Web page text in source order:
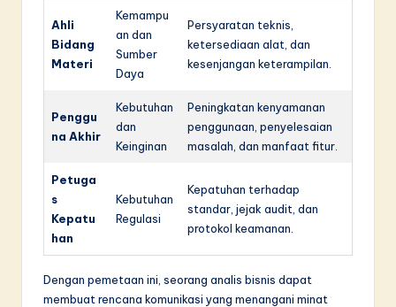
Ahli
Bidang
Materi
Kemampu
an dan
Sumber
Daya
Persyaratan teknis,
ketersediaan alat, dan
kesenjangan keterampilan.
Penggu
na Akhir
Kebutuhan
dan
Keinginan
Peningkatan kenyamanan
penggunaan, penyelesaian
masalah, dan manfaat fitur.
Petuga
s
Kepatu
han
Kebutuhan
Regulasi
Kepatuhan terhadap
standar, jejak audit, dan
protokol keamanan.
Dengan pemetaan ini, seorang analis bisnis dapat
membuat rencana komunikasi yang menangani minat